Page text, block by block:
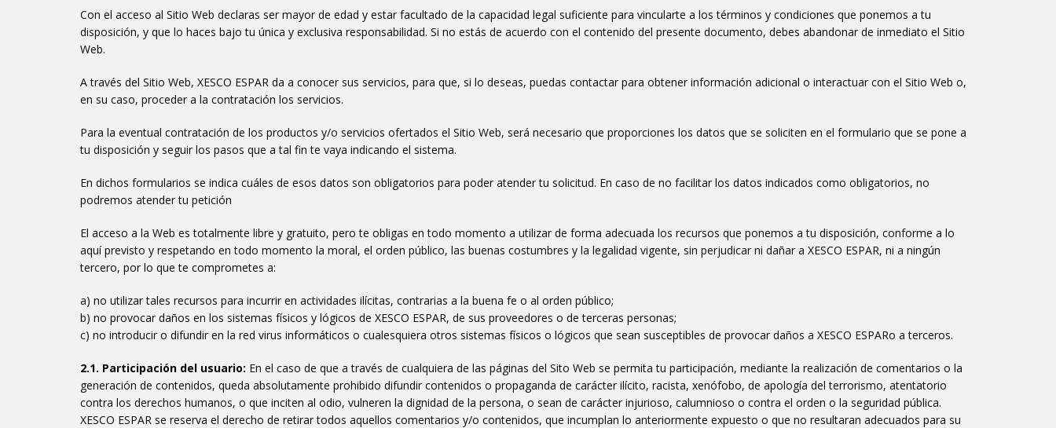
Con el acceso al Sitio Web declaras ser mayor de edad y estar facultado de la capacidad legal suficiente para vincularte a los términos y condiciones que ponemos a tu
disposición, y que lo haces bajo tu única y exclusiva responsabilidad. Si no estás de acuerdo con el contenido del presente documento, debes abandonar de inmediato el Sitio
Web.
A través del Sitio Web, XESCO ESPAR da a conocer sus servicios, para que, si lo deseas, puedas contactar para obtener información adicional o interactuar con el Sitio Web o,
en su caso, proceder a la contratación los servicios.
Para la eventual contratación de los productos y/o servicios ofertados el Sitio Web, será necesario que proporciones los datos que se soliciten en el formulario que se pone a
tu disposición y seguir los pasos que a tal fin te vaya indicando el sistema.
En dichos formularios se indica cuáles de esos datos son obligatorios para poder atender tu solicitud. En caso de no facilitar los datos indicados como obligatorios, no
podremos atender tu petición
El acceso a la Web es totalmente libre y gratuito, pero te obligas en todo momento a utilizar de forma adecuada los recursos que ponemos a tu disposición, conforme a lo
aquí previsto y respetando en todo momento la moral, el orden público, las buenas costumbres y la legalidad vigente, sin perjudicar ni dañar a XESCO ESPAR, ni a ningún
tercero, por lo que te comprometes a:
a) no utilizar tales recursos para incurrir en actividades ilícitas, contrarias a la buena fe o al orden público;
b) no provocar daños en los sistemas físicos y lógicos de XESCO ESPAR, de sus proveedores o de terceras personas;
c) no introducir o difundir en la red virus informáticos o cualesquiera otros sistemas físicos o lógicos que sean susceptibles de provocar daños a XESCO ESPARo a terceros.
2.1. Participación del usuario: En el caso de que a través de cualquiera de las páginas del Sito Web se permita tu participación, mediante la realización de comentarios o la
generación de contenidos, queda absolutamente prohibido difundir contenidos o propaganda de carácter ilícito, racista, xenófobo, de apología del terrorismo, atentatorio
contra los derechos humanos, o que inciten al odio, vulneren la dignidad de la persona, o sean de carácter injurioso, calumnioso o contra el orden o la seguridad pública.
XESCO ESPAR se reserva el derecho de retirar todos aquellos comentarios y/o contenidos, que incumplan lo anteriormente expuesto o que no resultaran adecuados para su